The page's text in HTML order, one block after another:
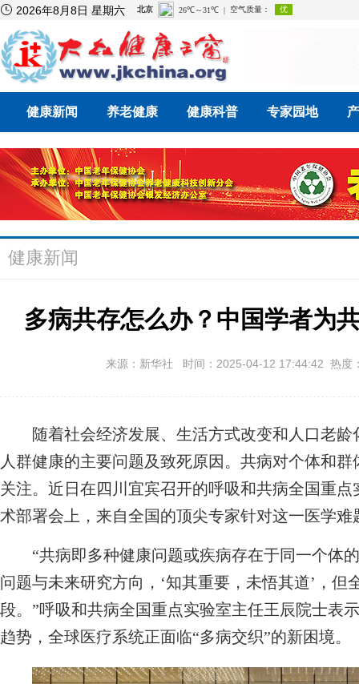
 2026年8月8日 星期六
健康新闻 养老健康 健康科普 专家园地
健康新闻
多病共存怎么办？中国学者为
来源：新华社 时间：2025-04-12 17:44:42 热度
随着社会经济发展、生活方式改变和人口老龄
人群健康的主要问题及致死原因。共病对个体和
关注。近日在四川宜宾召开的呼吸和共病全国重
术部署会上，来自全国的顶尖专家针对这一医学难
“共病即多种健康问题或疾病存在于同一个体
问题与未来研究方向，‘知其重要，未悟其道’，但
段。”呼吸和共病全国重点实验室主任王辰院士表
趋势，全球医疗系统正面临“多病交织”的新困境。